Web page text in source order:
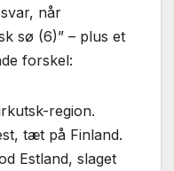
når
sø (6)” – plus et
forskel:
region.
tæt på Finland.
Estland, slaget